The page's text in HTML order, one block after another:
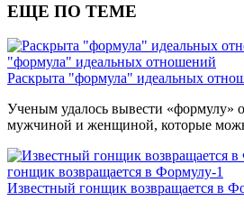
ЕЩЕ ПО ТЕМЕ
"формула" идеальных отношений
Раскрыта "формула" идеальных
Ученым удалось вывести «формулу»
мужчиной и женщиной, которые
гонщик возвращается в Формулу-1
Известный гонщик возвращается в